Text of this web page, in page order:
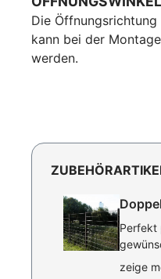
Die
kann bei der
werden.
Perfekt
zeige